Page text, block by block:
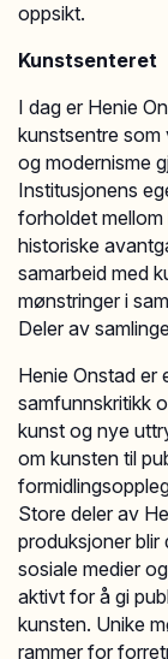
oppsikt.
Kunstsenteret
I dag er Henie
kunstsentre som
og modernisme
Institusjonens
forholdet
historiske
samarbeid med
mønstringer i
Deler av
Henie Onstad er
samfunnskritikk
kunst og nye
om kunsten til
Store deler av
produksjoner blir
sosiale medier
aktivt for å gi
kunsten. Unike
rammer for